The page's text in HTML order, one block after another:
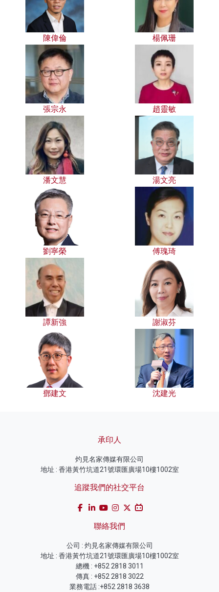
陳偉倫 楊佩珊
張宗永 趙靈敏
潘文慧 湯文亮
劉寧榮 傅瑰琦
譚新強 謝淑芬
鄧建文 沈建光
承印人
灼見名家傳媒有限公司
地址 : 香港黃竹坑道21號環匯廣場10樓1002室
追蹤我們的社交平台
聯絡我們
公司 : 灼見名家傳媒有限公司
地址 : 香港黃竹坑道21號環匯廣場10樓1002室
總機 : +852 2818 3011
傳真 : +852 2818 3022
業務電話 :+852 2818 3638